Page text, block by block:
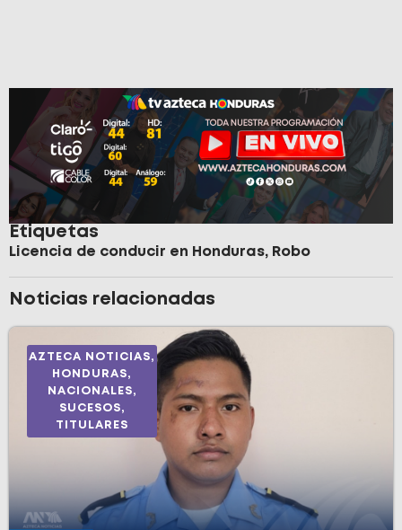
Etiquetas
Licencia de conducir en Honduras, Robo
Noticias relacionadas
AZTECA NOTICIAS,
HONDURAS,
NACIONALES,
SUCESOS,
TITULARES